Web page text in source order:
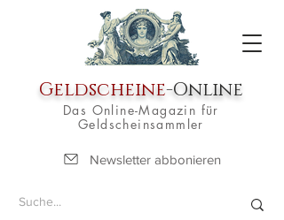
Geldscheine-Online
Das Online-Magazin für
Geldscheinsammler
Newsletter abbonieren